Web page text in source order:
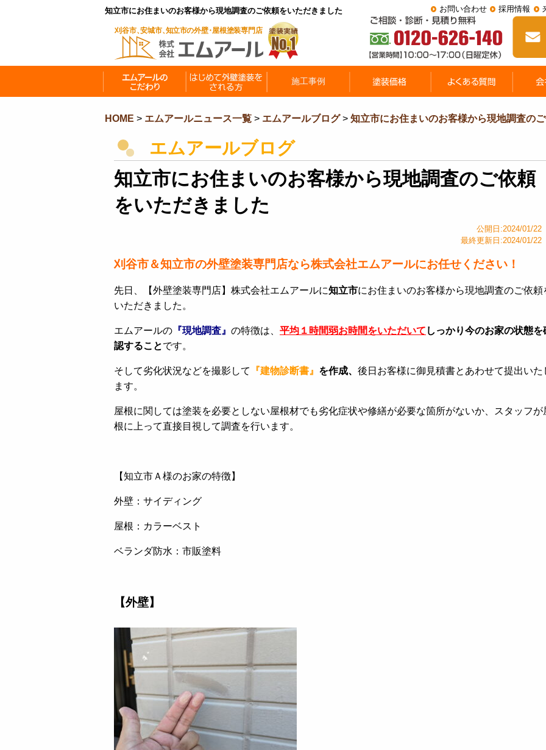
知立市にお住まいのお客様から現地調査のご依頼をいただきました お問い合わせ 採用情報
HOME > エムアールニュース一覧 > エムアールブログ> 知立市にお住まいのお客様から現地調査の
エムアールブログ
知立市にお住まいのお客様から現地調査のご依頼
をいただきました
公開日:2024/01/22
最終更新日:2024/01/22
刈谷市＆知立市の外壁塗装専門店なら株式会社エムアールにお任せください！
先日、【外壁塗装専門店】株式会社エムアールに知立市にお住まいのお客様から現地調査のご依頼
いただきました。
エムアールの 『現地調査』 の特徴は、 平均１時間弱お時間をいただいて しっかり今のお家の状態を
認することです。
そして劣化状況などを撮影して 『建物診断書』 を作成、 後日お客様に御見積書とあわせて提出いた
ます。
屋根に関しては塗装を必要としない屋根材でも劣化症状や修繕が必要な箇所がないか、スタッフが
根に上って直接目視して調査を行います。
【知立市Ａ様のお家の特徴】
外壁：サイディング
屋根：カラーベスト
ベランダ防水：市販塗料
【外壁】